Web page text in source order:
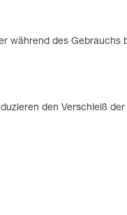
während des Gebrauchs
den Verschleiß der